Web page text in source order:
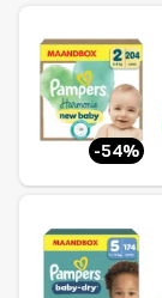
-54%